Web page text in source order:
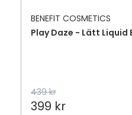
BENEFIT COSMETICS
Play Daze - Lätt Liquid
439 kr
399 kr